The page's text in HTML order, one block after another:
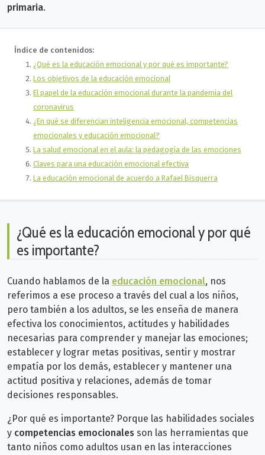
primaria.
Índice de contenidos:
¿Qué es la educación emocional y por qué es importante?
Los objetivos de la educación emocional
El papel de la educación emocional durante la pandemia del
coronavirus
¿En qué se diferencian inteligencia emocional, competencias
emocionales y educación emocional?
La salud emocional en el aula: la pedagogía de las emociones
Claves para una educación emocional efectiva
La educación emocional de acuerdo a Rafael Bisquerra
¿Qué es la educación emocional y por qué
es importante?
Cuando hablamos de la educación emocional, nos
referimos a ese proceso a través del cual a los niños,
pero también a los adultos, se les enseña de manera
efectiva los conocimientos, actitudes y habilidades
necesarias para comprender y manejar las emociones;
establecer y lograr metas positivas, sentir y mostrar
empatía por los demás, establecer y mantener una
actitud positiva y relaciones, además de tomar
decisiones responsables.
¿Por qué es importante? Porque las habilidades sociales
y competencias emocionales son las herramientas que
tanto niños como adultos usan en las interacciones